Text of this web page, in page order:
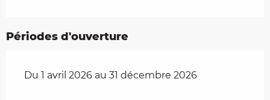
Périodes d'ouverture
Du 1 avril 2026 au 31 décembre 2026